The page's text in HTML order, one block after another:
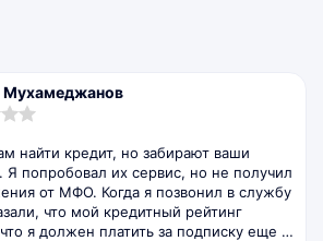
Мухамеджанов
найти кредит, но забирают ваши
Я попробовал их сервис, но не получил
от МФО. Когда я позвонил в службу
что мой кредитный рейтинг
я должен платить за подписку еще 5